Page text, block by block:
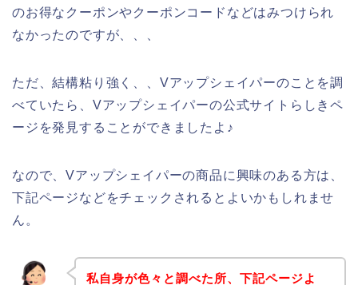
のお得なクーポンやクーポンコードなどはみつけられ
なかったのですが、、、
ただ、結構粘り強く、、Vアップシェイパーのことを調
べていたら、Vアップシェイパーの公式サイトらしきペ
ージを発見することができましたよ♪
なので、Vアップシェイパーの商品に興味のある方は、
下記ページなどをチェックされるとよいかもしれませ
ん。
私自身が色々と調べた所、下記ページよ